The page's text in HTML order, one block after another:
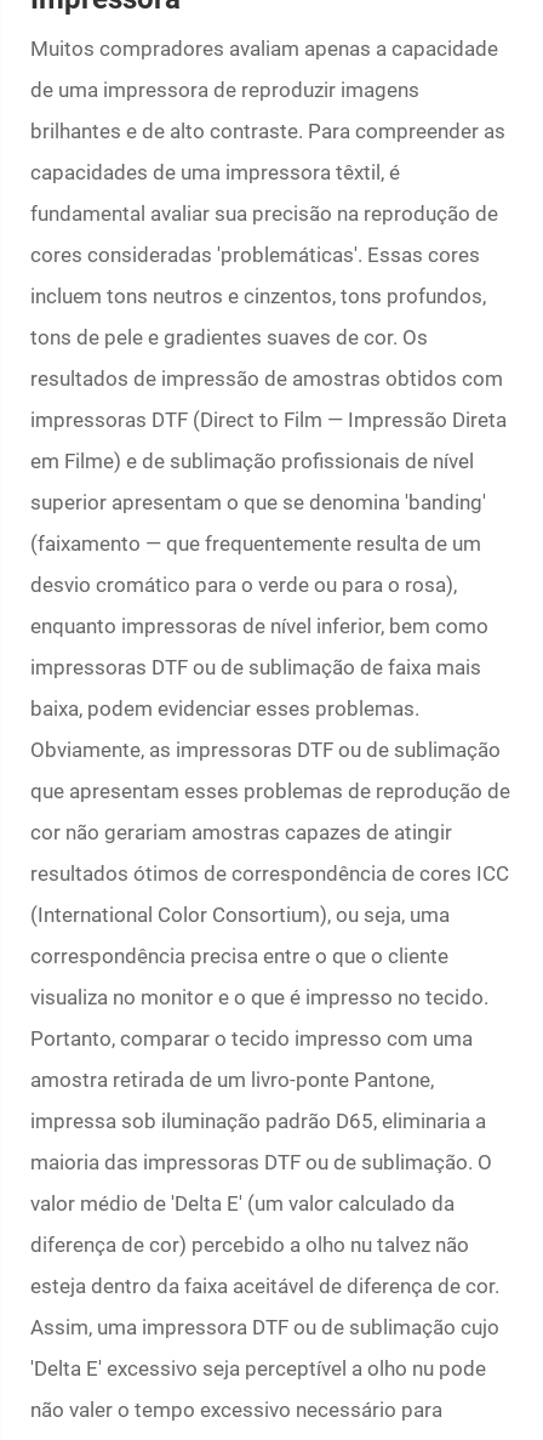
Muitos compradores avaliam apenas a capacidade
de uma impressora de reproduzir imagens
brilhantes e de alto contraste. Para compreender as
capacidades de uma impressora têxtil, é
fundamental avaliar sua precisão na reprodução de
cores consideradas 'problemáticas'. Essas cores
incluem tons neutros e cinzentos, tons profundos,
tons de pele e gradientes suaves de cor. Os
resultados de impressão de amostras obtidos com
impressoras DTF (Direct to Film — Impressão Direta
em Filme) e de sublimação profissionais de nível
superior apresentam o que se denomina 'banding'
(faixamento — que frequentemente resulta de um
desvio cromático para o verde ou para o rosa),
enquanto impressoras de nível inferior, bem como
impressoras DTF ou de sublimação de faixa mais
baixa, podem evidenciar esses problemas.
Obviamente, as impressoras DTF ou de sublimação
que apresentam esses problemas de reprodução de
cor não gerariam amostras capazes de atingir
resultados ótimos de correspondência de cores ICC
(International Color Consortium), ou seja, uma
correspondência precisa entre o que o cliente
visualiza no monitor e o que é impresso no tecido.
Portanto, comparar o tecido impresso com uma
amostra retirada de um livro-ponte Pantone,
impressa sob iluminação padrão D65, eliminaria a
maioria das impressoras DTF ou de sublimação. O
valor médio de 'Delta E' (um valor calculado da
diferença de cor) percebido a olho nu talvez não
esteja dentro da faixa aceitável de diferença de cor.
Assim, uma impressora DTF ou de sublimação cujo
'Delta E' excessivo seja perceptível a olho nu pode
não valer o tempo excessivo necessário para